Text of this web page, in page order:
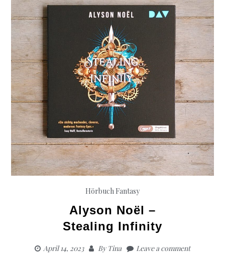
Hörbuch Fantasy
Alyson Noël –
Stealing Infinity
April 14, 2023 ByTina Leave a comment